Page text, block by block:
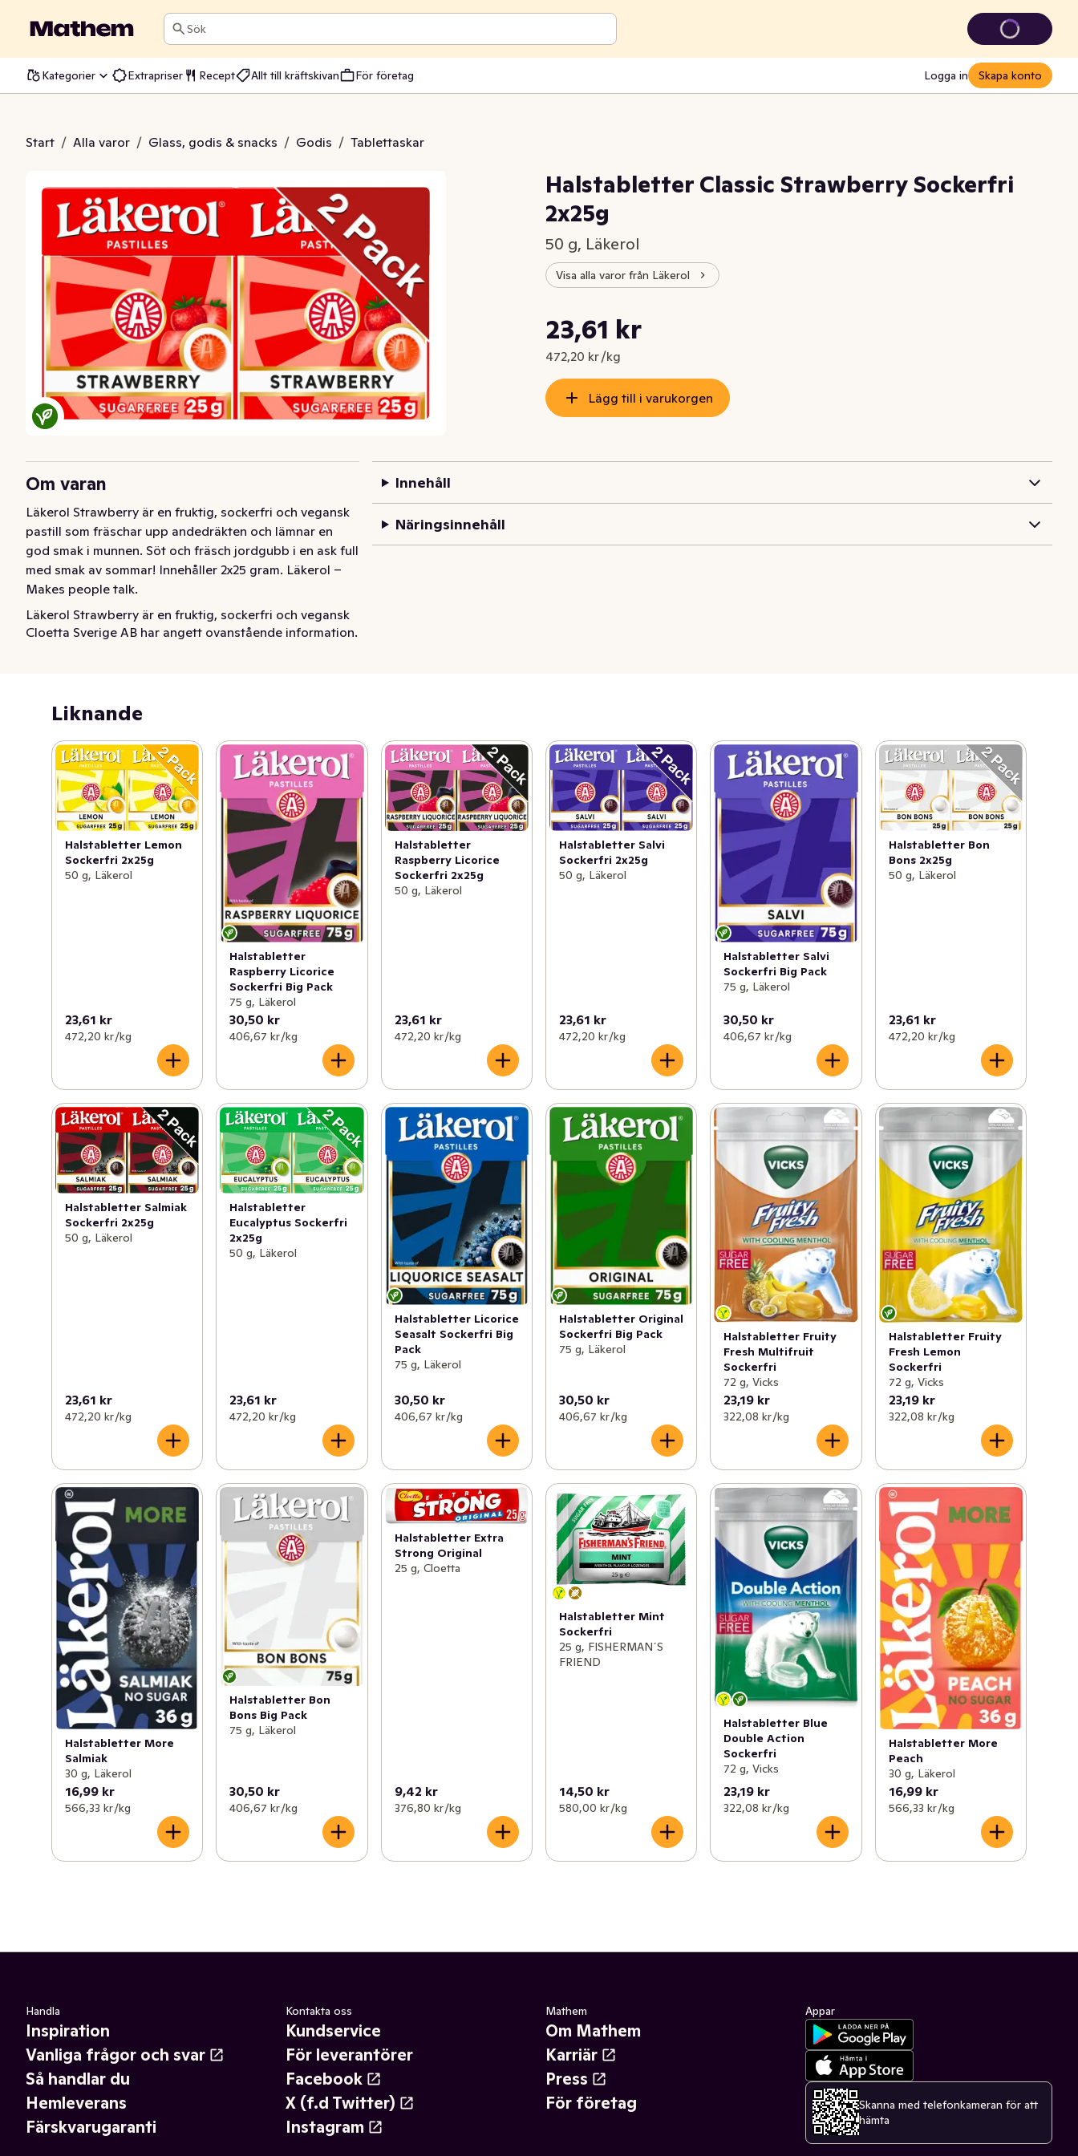
Sök
Kategorier Extrapriser Recept Allt till kräftskivan För företag Logga in Skapa konto
Start / Alla varor / Glass, godis & snacks / Godis / Tablettaskar
Strawberry Sockerfri 2x25g
Halstabletter Classic Strawberry Sockerfri
2x25g
50 g, Läkerol
Visa alla varor från Läkerol
Nuvarande pris är: 23,61 kr
23,61 kr
472,20 kr /kg
Styckpris: 472,20 kr /kg
Lägg till i varukorgen
Om varan
Läkerol Strawberry är en fruktig, sockerfri och vegansk
pastill som fräschar upp andedräkten och lämnar en
god smak i munnen. Söt och fräsch jordgubb i en ask full
med smak av sommar! Innehåller 2x25 gram. Läkerol –
Makes people talk.
Läkerol Strawberry är en fruktig, sockerfri och vegansk
pastill som fräschar upp andedräkten och lämnar en
Cloetta Sverige AB har angett ovanstående information.
Innehåll
Näringsinnehåll
Liknande
Halstabletter Lemon
Sockerfri 2x25g
50 g, Läkerol
23,61 kr
472,20 kr /kg
Halstabletter
Raspberry Licorice
Sockerfri Big Pack
75 g, Läkerol
30,50 kr
406,67 kr /kg
Halstabletter
Raspberry Licorice
Sockerfri 2x25g
50 g, Läkerol
23,61 kr
472,20 kr /kg
Halstabletter Salvi
Sockerfri 2x25g
50 g, Läkerol
23,61 kr
472,20 kr /kg
Halstabletter Salvi
Sockerfri Big Pack
75 g, Läkerol
30,50 kr
406,67 kr /kg
Halstabletter Bon
Bons 2x25g
50 g, Läkerol
23,61 kr
472,20 kr /kg
Halstabletter Salmiak
Sockerfri 2x25g
50 g, Läkerol
23,61 kr
472,20 kr /kg
Halstabletter
Eucalyptus Sockerfri
2x25g
50 g, Läkerol
23,61 kr
472,20 kr /kg
Halstabletter Licorice
Seasalt Sockerfri Big
Pack
75 g, Läkerol
30,50 kr
406,67 kr /kg
Halstabletter Original
Sockerfri Big Pack
75 g, Läkerol
30,50 kr
406,67 kr /kg
Halstabletter Fruity
Fresh Multifruit
Sockerfri
72 g, Vicks
23,19 kr
322,08 kr /kg
Halstabletter Fruity
Fresh Lemon
Sockerfri
72 g, Vicks
23,19 kr
322,08 kr /kg
Halstabletter More
Salmiak
30 g, Läkerol
16,99 kr
566,33 kr /kg
Halstabletter Bon
Bons Big Pack
75 g, Läkerol
30,50 kr
406,67 kr /kg
Halstabletter Extra
Strong Original
25 g, Cloetta
9,42 kr
376,80 kr /kg
Halstabletter Mint
Sockerfri
25 g, FISHERMAN´S
FRIEND
14,50 kr
580,00 kr /kg
Halstabletter Blue
Double Action
Sockerfri
72 g, Vicks
23,19 kr
322,08 kr /kg
Halstabletter More
Peach
30 g, Läkerol
16,99 kr
566,33 kr /kg
Handla
Inspiration
Vanliga frågor och svar
Så handlar du
Hemleverans
Färskvarugaranti
Kontakta oss
Kundservice
För leverantörer
Facebook
X (f.d Twitter)
Instagram
Mathem
Om Mathem
Karriär
Press
För företag
Appar
Skanna med telefonkameran för att
hämta